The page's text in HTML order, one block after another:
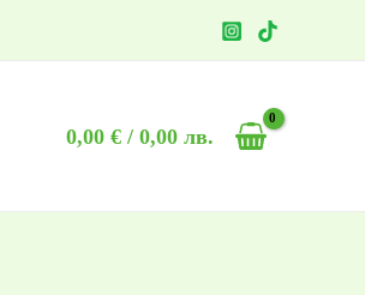
0,00 €/ 0,00 лв.